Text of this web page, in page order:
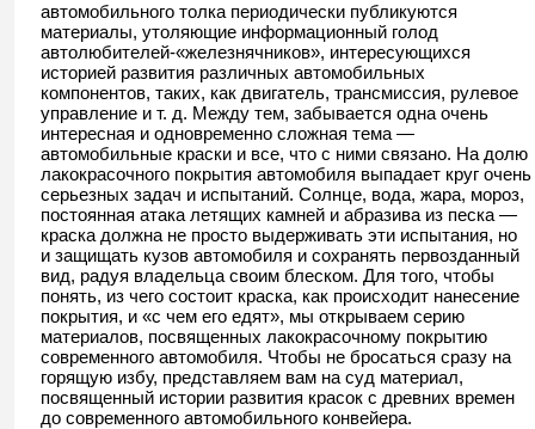
автомобильного толка периодически публикуются
материалы, утоляющие информационный голод
автолюбителей-«железнячников», интересующихся
историей развития различных автомобильных
компонентов, таких, как двигатель, трансмиссия, рулевое
управление и т. д. Между тем, забывается одна очень
интересная и одновременно сложная тема —
автомобильные краски и все, что с ними связано. На долю
лакокрасочного покрытия автомобиля выпадает круг очень
серьезных задач и испытаний. Солнце, вода, жара, мороз,
постоянная атака летящих камней и абразива из песка —
краска должна не просто выдерживать эти испытания, но
и защищать кузов автомобиля и сохранять первозданный
вид, радуя владельца своим блеском. Для того, чтобы
понять, из чего состоит краска, как происходит нанесение
покрытия, и «с чем его едят», мы открываем серию
материалов, посвященных лакокрасочному покрытию
современного автомобиля. Чтобы не бросаться сразу на
горящую избу, представляем вам на суд материал,
посвященный истории развития красок с древних времен
до современного автомобильного конвейера.